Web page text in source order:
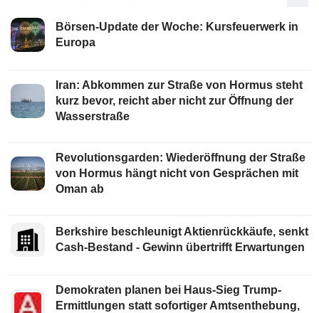
Börsen-Update der Woche: Kursfeuerwerk in
Europa
Iran: Abkommen zur Straße von Hormus steht
kurz bevor, reicht aber nicht zur Öffnung der
Wasserstraße
Revolutionsgarden: Wiederöffnung der Straße
von Hormus hängt nicht von Gesprächen mit
Oman ab
Berkshire beschleunigt Aktienrückkäufe, senkt
Cash-Bestand - Gewinn übertrifft Erwartungen
Demokraten planen bei Haus-Sieg Trump-
Ermittlungen statt sofortiger Amtsenthebung,